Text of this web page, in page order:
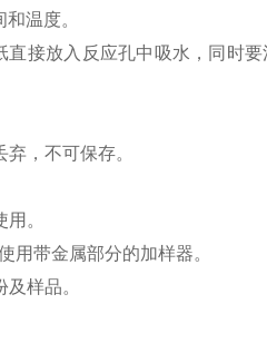
温度。
接放入反应孔中吸水，同时
，不可保存。
。
用带金属部分的加样器。
样品。